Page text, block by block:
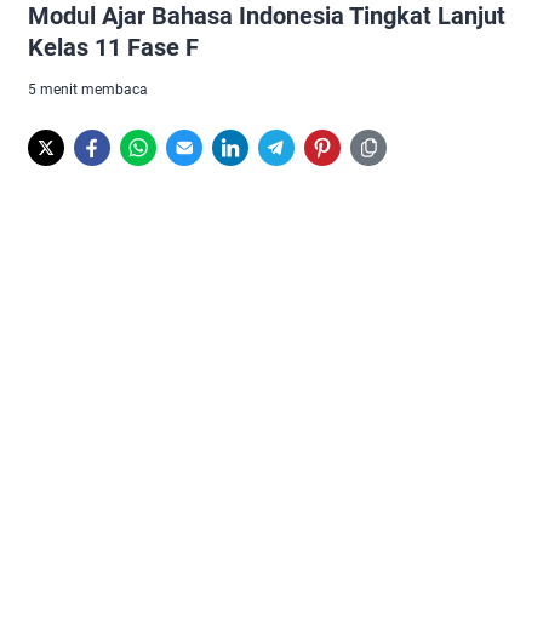
Modul Ajar Bahasa Indonesia Tingkat Lanjut
Kelas 11 Fase F
5 menit membaca